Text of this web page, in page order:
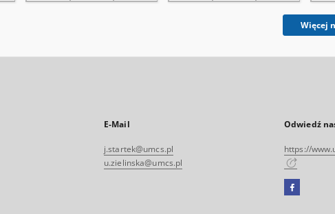
Więcej
E-Mail
j.startek@umcs.pl
u.zielinska@umcs.pl
Odwiedź
https://
Facebook